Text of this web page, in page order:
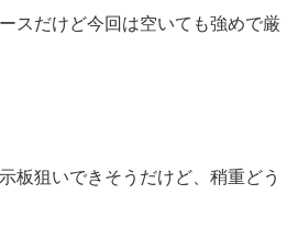
スだけど今回は空いても強めで厳
板狙いできそうだけど、稍重どう